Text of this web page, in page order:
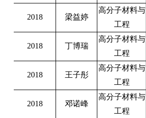
2018 梁益婷
高分子材料与
工程
2018 丁博瑞
高分子材料与
工程
2018 王子彤
高分子材料与
工程
2018 邓诺峰
高分子材料与
工程